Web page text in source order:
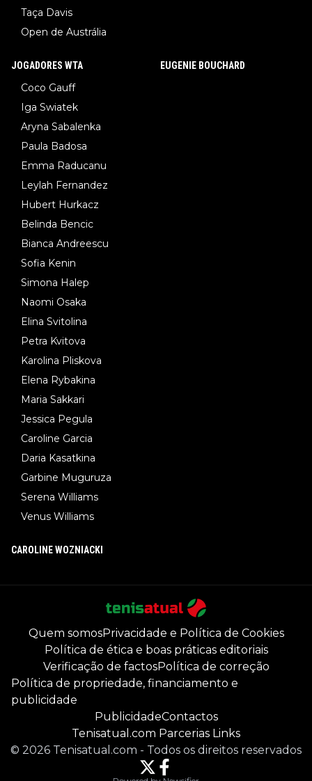
Taça Davis
Open de Austrália
JOGADORES WTA
Coco Gauff
Iga Swiatek
Aryna Sabalenka
Paula Badosa
Emma Raducanu
Leylah Fernandez
Hubert Hurkacz
Belinda Bencic
Bianca Andreescu
Sofia Kenin
Simona Halep
Naomi Osaka
Elina Svitolina
Petra Kvitova
Karolina Pliskova
Elena Rybakina
Maria Sakkari
Jessica Pegula
Caroline Garcia
Daria Kasatkina
Garbine Muguruza
Serena Williams
Venus Williams
EUGENIE BOUCHARD
CAROLINE WOZNIACKI
Quem somosPrivacidade e Política de Cookies
Política de ética e boas práticas editoriais
Verificação de factosPolítica de correção
Política de propriedade, financiamento e
publicidade
PublicidadeContactos
Tenisatual.com Parcerias Links
© 2026 Tenisatual.com - Todos os direitos reservados